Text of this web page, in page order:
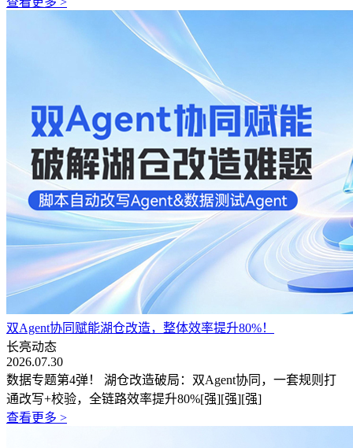
双Agent协同赋能湖仓改造，整体效率提升80%！
长亮动态
2026.07.30
数据专题第4弹！ 湖仓改造破局：双Agent协同，一套规则打
通改写+校验，全链路效率提升80%[强][强][强]
查看更多 >